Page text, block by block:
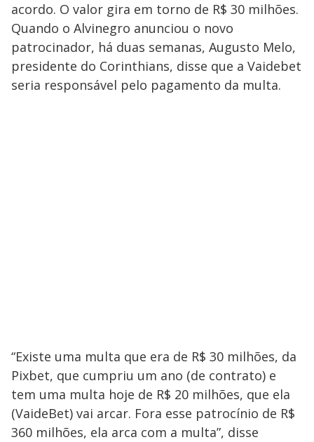
acordo. O valor gira em torno de R$ 30 milhões.
Quando o Alvinegro anunciou o novo
patrocinador, há duas semanas, Augusto Melo,
presidente do Corinthians, disse que a Vaidebet
seria responsável pelo pagamento da multa.
“Existe uma multa que era de R$ 30 milhões, da
Pixbet, que cumpriu um ano (de contrato) e
tem uma multa hoje de R$ 20 milhões, que ela
(VaideBet) vai arcar. Fora esse patrocínio de R$
360 milhões, ela arca com a multa”, disse